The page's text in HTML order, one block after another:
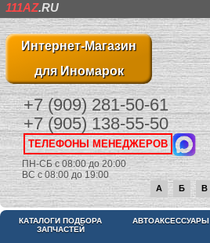
111AZ.RU
Интернет-Магазин
для Иномарок
+7 (909) 281-50-61
+7 (905) 138-55-50
ТЕЛЕФОНЫ МЕНЕДЖЕРОВ
ПН-СБ с 08:00 до 20:00
ВС с 08:00 до 19:00
А Б В
КАТАЛОГИ ПОДБОРА
ЗАПЧАСТЕЙ
АВТОАКСЕССУАРЫ